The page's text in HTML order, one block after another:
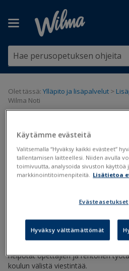
Olet tässä: Ylläpito ja lisäpalvelut >
Wilma Noti
Wilma Noti
Poissaolot
Noti
Wilma Noti on maksullinen
tilauslomake
helpotat opettajien ja rehtorien
koulun välistä viestintää.
Käytämme evästeitä
Valitsemalla “Hyväksy kaikki evästeet”
tallentamisen laitteellesi. Niiden avulla
toimivuutta, analysoida sivuston käyttöä
markkinointitoimenpiteitä. Lisätietoa
Evästeasetukset
Hyväksy välttämättömät